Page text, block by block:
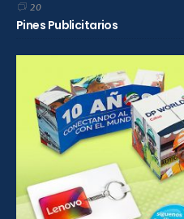
20
Pines Publicitarios